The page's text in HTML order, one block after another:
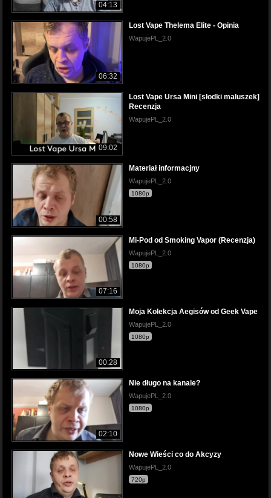
04:13
06:32
Lost Vape Thelema Elite - Opinia
WapujePL_2.0
09:02
Lost Vape Ursa Mini [słodki maluszek]
Recenzja
WapujePL_2.0
00:58
Materiał informacjny
WapujePL_2.0
1080p
07:16
Mi-Pod od Smoking Vapor (Recenzja)
WapujePL_2.0
1080p
00:28
Moja Kolekcja Aegisów od Geek Vape
WapujePL_2.0
1080p
02:10
Nie długo na kanale?
WapujePL_2.0
1080p
Nowe Wieści co do Akcyzy
WapujePL_2.0
720p